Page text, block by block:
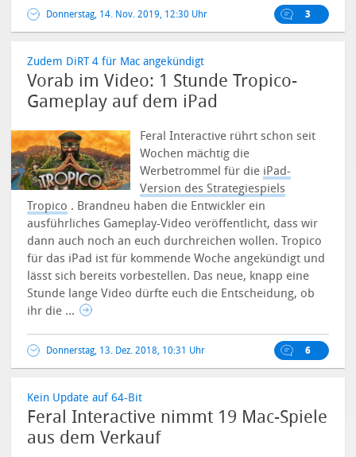
Donnerstag, 14. Nov. 2019, 12:30 Uhr 3
Zudem DiRT 4 für Mac angekündigt
Vorab im Video: 1 Stunde Tropico-
Gameplay auf dem iPad
Feral Interactive rührt schon seit
Wochen mächtig die
Werbetrommel für die iPad-
Version des Strategiespiels
Tropico . Brandneu haben die Entwickler ein
ausführliches Gameplay-Video veröffentlicht, dass wir
dann auch noch an euch durchreichen wollen. Tropico
für das iPad ist für kommende Woche angekündigt und
lässt sich bereits vorbestellen. Das neue, knapp eine
Stunde lange Video dürfte euch die Entscheidung, ob
ihr die ...
Donnerstag, 13. Dez. 2018, 10:31 Uhr 6
Kein Update auf 64-Bit
Feral Interactive nimmt 19 Mac-Spiele
aus dem Verkauf